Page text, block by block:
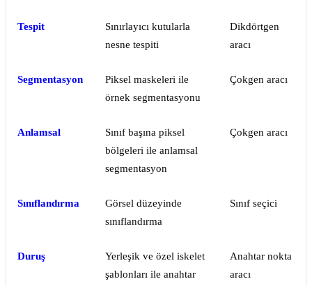
Tespit
Sınırlayıcı kutularla
nesne tespiti
Dikdörtgen
aracı
Segmentasyon
Piksel maskeleri ile
örnek segmentasyonu
Çokgen aracı
Anlamsal
Sınıf başına piksel
bölgeleri ile anlamsal
segmentasyon
Çokgen aracı
Sınıflandırma
Görsel düzeyinde
sınıflandırma
Sınıf seçici
Duruş
Yerleşik ve özel iskelet
şablonları ile anahtar
Anahtar nokta
aracı